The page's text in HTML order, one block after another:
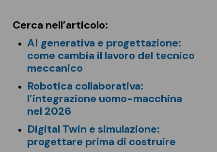
Cerca nell’articolo:
AI generativa e progettazione:
come cambia il lavoro del tecnico
meccanico
Robotica collaborativa:
l’integrazione uomo-macchina
nel 2026
Digital Twin e simulazione:
progettare prima di costruire